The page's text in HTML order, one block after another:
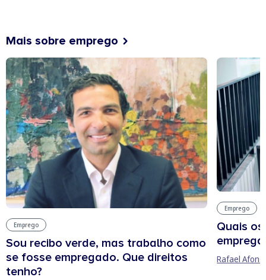
Mais sobre emprego
Emprego
Sou recibo verde, mas trabalho como
se fosse empregado. Que direitos
tenho?
Emprego
Quais
Rafael